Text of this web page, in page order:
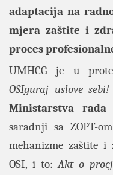
adaptacija na
mjera zaštite i
proces
UMHCG je u
OSIguraj uslove sebi!
Ministarstva
saradnji sa ZOPT-
mehanizme zaštite i
OSI, i to:Akt o